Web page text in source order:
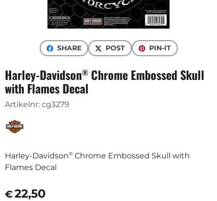
SHARE POST PIN-IT
Harley-Davidson® Chrome Embossed Skull
with Flames Decal
Artikelnr: cg3279
Harley-Davidson® Chrome Embossed Skull with
Flames Decal
€22,50